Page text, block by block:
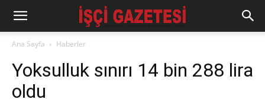
Ana Sayfa Haberler
Yoksulluk sınırı 14 bin 288 lira
oldu